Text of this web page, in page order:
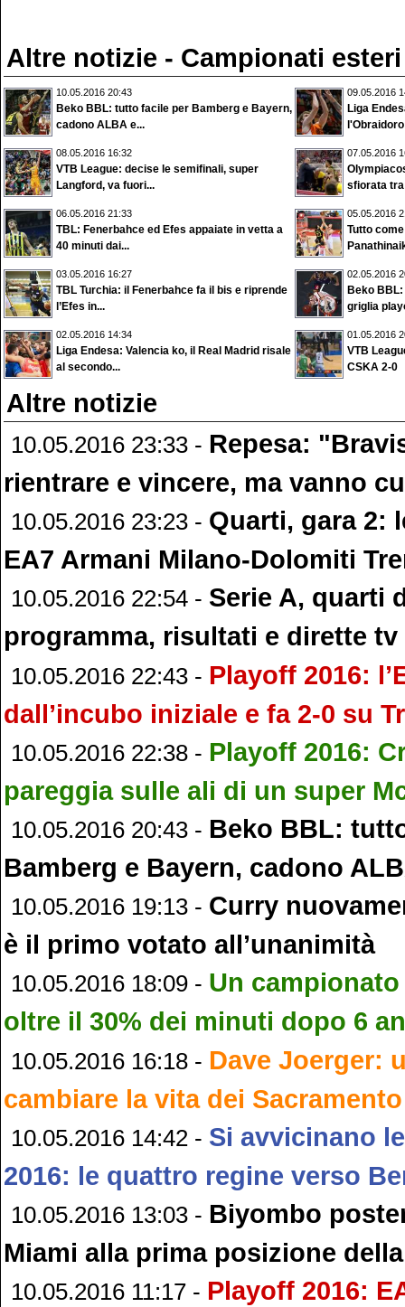
Altre notizie - Campionati esteri
10.05.2016 20:43
Beko BBL: tutto facile per Bamberg e Bayern,
cadono ALBA e...
09.05.2016
Liga
08.05.2016 16:32
VTB League: decise le semifinali, super
Langford, va fuori...
07.05.2016
sfiorata tra
06.05.2016 21:33
TBL: Fenerbahce ed Efes appaiate in vetta a
40 minuti dai...
05.05.2016
Tutto
03.05.2016 16:27
TBL Turchia: il Fenerbahce fa il bis e riprende
l’Efes in...
02.05.2016
Beko
griglia
02.05.2016 14:34
Liga Endesa: Valencia ko, il Real Madrid risale
al secondo...
01.05.2016
VTB
CSKA 2-0
Altre notizie
10.05.2016 23:33 - Repesa:
rientrare e vincere, ma vanno
10.05.2016 23:23 - Quarti, gara 2:
EA7 Armani Milano-Dolomiti
10.05.2016 22:54 - Serie A, quarti
programma, risultati e dirette tv
10.05.2016 22:43 - Playoff 2016:
dall’incubo iniziale e fa 2-0 su
10.05.2016 22:38 - Playoff 2016:
pareggia sulle ali di un super
10.05.2016 20:43 - Beko BBL:
Bamberg e Bayern, cadono
10.05.2016 19:13 - Curry
è il primo votato all’unanimità
10.05.2016 18:09 - Un
oltre il 30% dei minuti dopo 6
10.05.2016 16:18 - Dave Joerger:
cambiare la vita dei
10.05.2016 14:42 - Si avvicinano
2016: le quattro regine verso
10.05.2016 13:03 - Biyombo
Miami alla prima posizione
10.05.2016 11:17 - Playoff 2016: